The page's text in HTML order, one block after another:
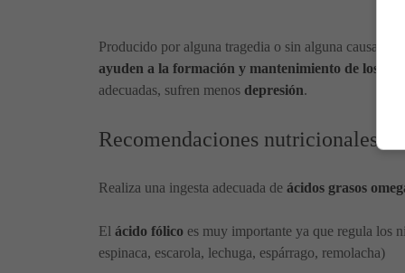
Producido por alguna tragedia o sin alguna causa
ayuden a la formación y mantenimiento de los
adecuadas, sufren menos depresión.
Recomendaciones nutricionales en
Realiza una ingesta adecuada de ácidos grasos
El ácido fólico es muy importante ya que regula los
espinaca, escarola, lechuga, espárrago, remolacha)